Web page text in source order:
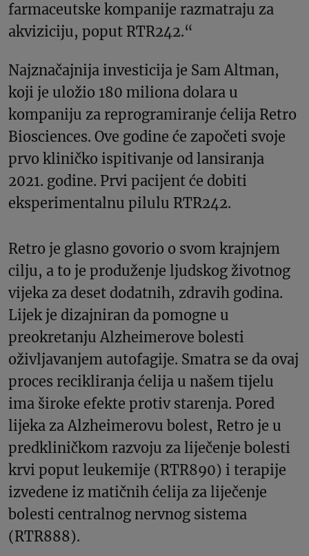
farmaceutske kompanije razmatraju za
akviziciju, poput RTR242.“
Najznačajnija investicija je Sam Altman,
koji je uložio 180 miliona dolara u
kompaniju za reprogramiranje ćelija Retro
Biosciences. Ove godine će započeti svoje
prvo kliničko ispitivanje od lansiranja
2021. godine. Prvi pacijent će dobiti
eksperimentalnu pilulu RTR242.
Retro je glasno govorio o svom krajnjem
cilju, a to je produženje ljudskog životnog
vijeka za deset dodatnih, zdravih godina.
Lijek je dizajniran da pomogne u
preokretanju Alzheimerove bolesti
oživljavanjem autofagije. Smatra se da ovaj
proces recikliranja ćelija u našem tijelu
ima široke efekte protiv starenja. Pored
lijeka za Alzheimerovu bolest, Retro je u
predkliničkom razvoju za liječenje bolesti
krvi poput leukemije (RTR890) i terapije
izvedene iz matičnih ćelija za liječenje
bolesti centralnog nervnog sistema
(RTR888).